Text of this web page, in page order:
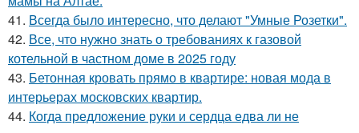
41. Всегда было интересно, что делают "Умные Розетки".
42. Все, что нужно знать о требованиях к газовой
котельной в частном доме в 2025 году
43. Бетонная кровать прямо в квартире: новая мода в
интерьерах московских квартир.
44. Когда предложение руки и сердца едва ли не